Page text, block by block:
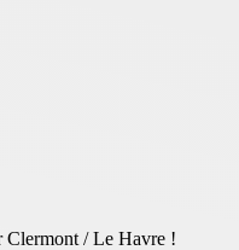
Clermont / Le Havre !